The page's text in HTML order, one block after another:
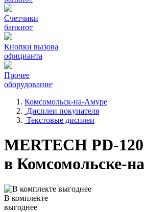
Счетчики
банкнот
Кнопки вызова
официанта
Прочее
оборудование
Комсомольск-на-Амуре
Дисплеи покупателя
Текстовые дисплеи
MERTECH PD-
в Комсомольске-
В комплекте
выгоднее